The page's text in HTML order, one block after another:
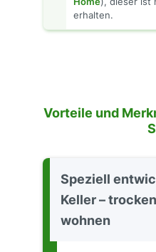
erhalten.
Vorteile und
Speziell
Keller –
wohnen